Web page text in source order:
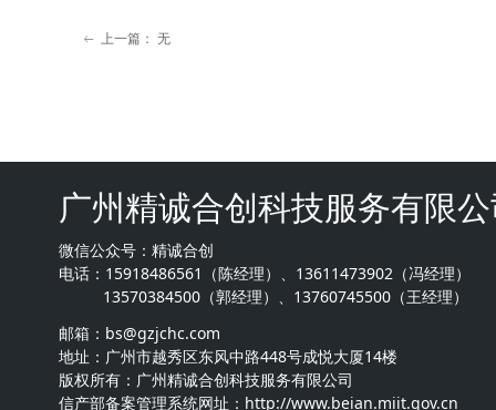
ꂃ 上一篇： 无
广州精诚合创科技服务有限
微信公众号：精诚合创
电话：15918486561（陈经理）、13611473902（冯经理）
13570384500（郭经理）、13760745500（王经理）
邮箱：bs@gzjchc.com
地址：广州市越秀区东风中路448号成悦大厦14楼
版权所有：广州精诚合创科技服务有限公司
信产部备案管理系统网址：http://www.beian.miit.gov.cn